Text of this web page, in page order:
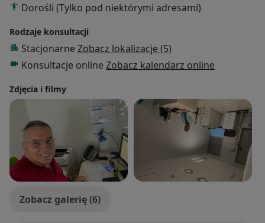
Istnieje możliwość dokumentacji fotograficznej.
Zajmuję się również aplikacją i kontrolą soczewek
kontaktowych miękkich.
Nasze motto : "Gabinet z ludzką twarzą"
Dorośli (Tylko pod niektórymi adresami)
Rodzaje konsultacji
Stacjonarne Zobacz lokalizacje (5)
Konsultacje online Zobacz kalendarz online
Zdjęcia i filmy
Zobacz galerię (6)